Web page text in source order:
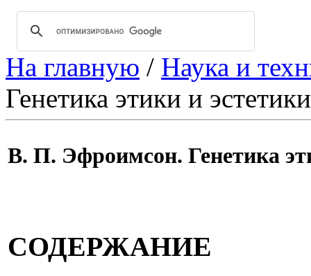
На главную / Наука и
Генетика этики и
В. П. Эфроимсон. Генетика
СОДЕРЖАНИЕ